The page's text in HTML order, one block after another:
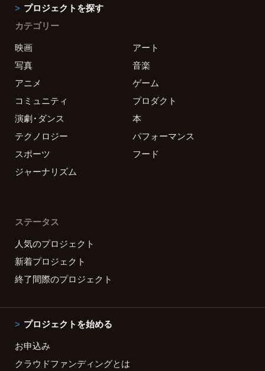
プロジェクトを探す
カテゴリー
映画
アート
写真
音楽
アニメ
ゲーム
コミュニティ
プロダクト
演劇・ダンス
本
テクノロジー
パフォーマンス
スポーツ
フード
ジャーナリズム
ステータス
人気のプロジェクト
新着プロジェクト
終了間際のプロジェクト
プロジェクトを始める
お申込み
クラウドファンディングとは